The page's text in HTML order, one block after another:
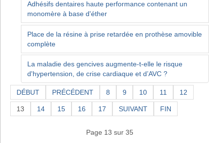
Adhésifs dentaires haute performance contenant un
monomère à base d'éther
Place de la résine à prise retardée en prothèse amovible
complète
La maladie des gencives augmente-t-elle le risque
d'hypertension, de crise cardiaque et d’AVC ?
DÉBUT PRÉCÉDENT 8 9 10 11 12
13 14 15 16 17 SUIVANT FIN
Page 13 sur 35